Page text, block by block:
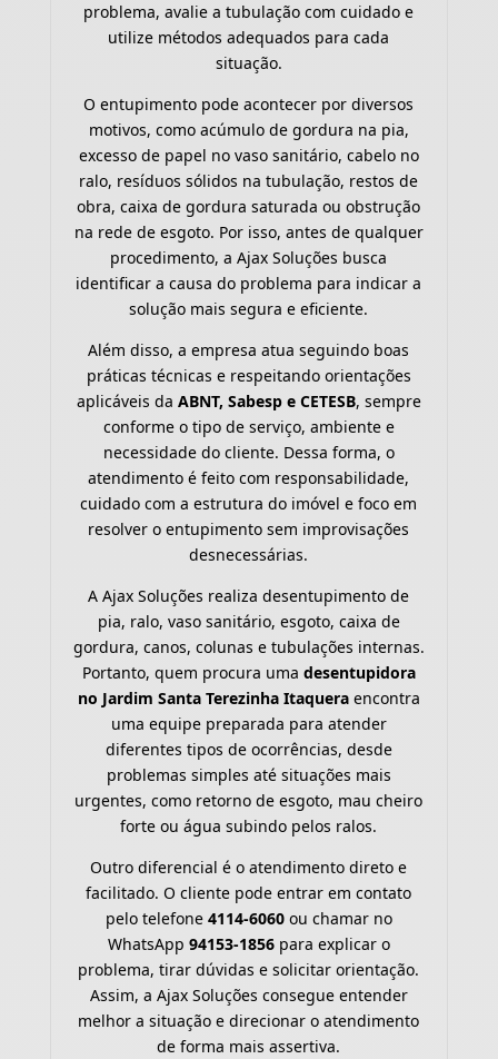
problema, avalie a tubulação com cuidado e
utilize métodos adequados para cada
situação.
O entupimento pode acontecer por diversos
motivos, como acúmulo de gordura na pia,
excesso de papel no vaso sanitário, cabelo no
ralo, resíduos sólidos na tubulação, restos de
obra, caixa de gordura saturada ou obstrução
na rede de esgoto. Por isso, antes de qualquer
procedimento, a Ajax Soluções busca
identificar a causa do problema para indicar a
solução mais segura e eficiente.
Além disso, a empresa atua seguindo boas
práticas técnicas e respeitando orientações
aplicáveis da ABNT, Sabesp e CETESB, sempre
conforme o tipo de serviço, ambiente e
necessidade do cliente. Dessa forma, o
atendimento é feito com responsabilidade,
cuidado com a estrutura do imóvel e foco em
resolver o entupimento sem improvisações
desnecessárias.
A Ajax Soluções realiza desentupimento de
pia, ralo, vaso sanitário, esgoto, caixa de
gordura, canos, colunas e tubulações internas.
Portanto, quem procura uma desentupidora
no Jardim Santa Terezinha Itaqueraencontra
uma equipe preparada para atender
diferentes tipos de ocorrências, desde
problemas simples até situações mais
urgentes, como retorno de esgoto, mau cheiro
forte ou água subindo pelos ralos.
Outro diferencial é o atendimento direto e
facilitado. O cliente pode entrar em contato
pelo telefone 4114-6060ou chamar no
WhatsApp 94153-1856para explicar o
problema, tirar dúvidas e solicitar orientação.
Assim, a Ajax Soluções consegue entender
melhor a situação e direcionar o atendimento
de forma mais assertiva.